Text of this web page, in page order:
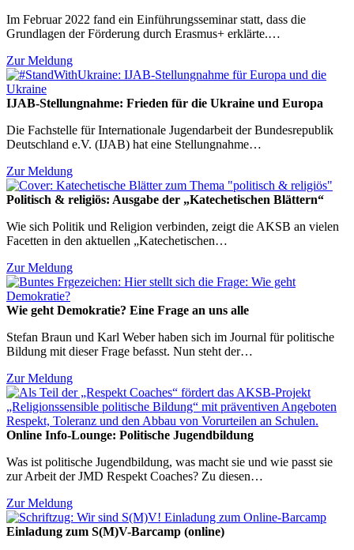
Im Februar 2022 fand ein Einführungsseminar statt, dass die
Grundlagen der Förderung durch Erasmus+ erklärte.…
Zur Meldung
IJAB-Stellungnahme: Frieden für die Ukraine und Europa
Die Fachstelle für Internationale Jugendarbeit der Bundesrepublik
Deutschland e.V. (IJAB) hat eine Stellungnahme…
Zur Meldung
Politisch & religiös: Ausgabe der „Katechetischen Blättern“
Wie sich Politik und Religion verbinden, zeigt die AKSB an vielen
Facetten in den aktuellen „Katechetischen…
Zur Meldung
Wie geht Demokratie? Eine Frage an uns alle
Stefan Braun und Karl Weber haben sich im Journal für politische
Bildung mit dieser Frage befasst. Nun steht der…
Zur Meldung
Online Info-Lounge: Politische Jugendbildung
Was ist politische Jugendbildung, was macht sie und wie passt sie
zur Arbeit der JMD Respekt Coaches? Zu diesen…
Zur Meldung
Einladung zum S(M)V-Barcamp (online)